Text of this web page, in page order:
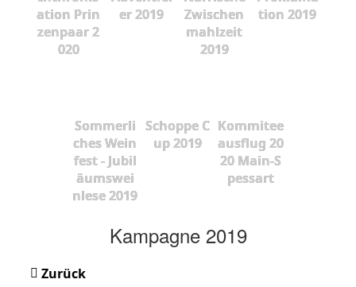
ation Prin
zenpaar 2
020
er 2019
Zwischen
mahlzeit
2019
tion 2019
Sommerli
ches Wein
fest - Jubil
äumswei
nlese 2019
Schoppe C
up 2019
Kommitee
ausflug 20
20 Main-S
pessart
Kampagne 2019
Zurück